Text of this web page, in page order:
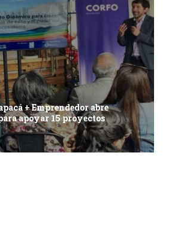
+ Emprendedor abre
apoyar 15 proyectos